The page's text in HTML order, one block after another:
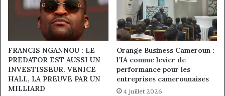
FRANCIS NGANNOU : LE
PREDATOR EST AUSSI UN
INVESTISSEUR. VENICE
HALL, LA PREUVE PAR UN
MILLIARD
Orange Business Cameroun :
l’IA comme levier de
performance pour les
entreprises camerounaises
4 juillet 2026